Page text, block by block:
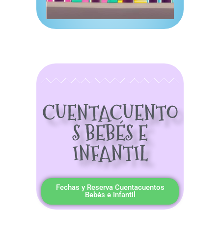
CUENTACUENTO
S BEBÉS E
INFANTIL
Fechas y Reserva Cuentacuentos
Bebés e Infantil